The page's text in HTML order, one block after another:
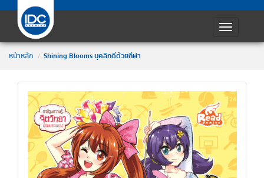
Toggle
หน้าหลัก Shining Blooms บุคลิกดีด้วยกีฬา